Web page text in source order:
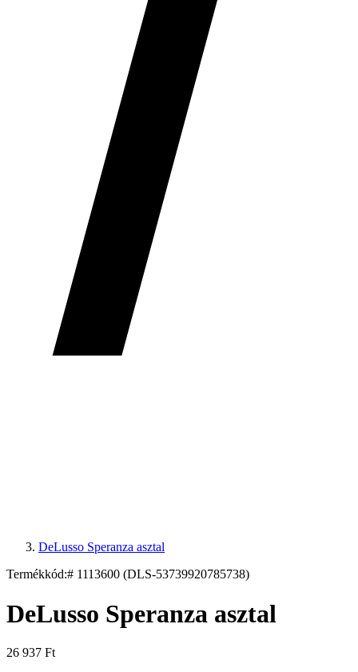
DeLusso Speranza asztal
Termékkód:# 1113600 (DLS-53739920785738)
DeLusso Speranza asztal
26 937 Ft